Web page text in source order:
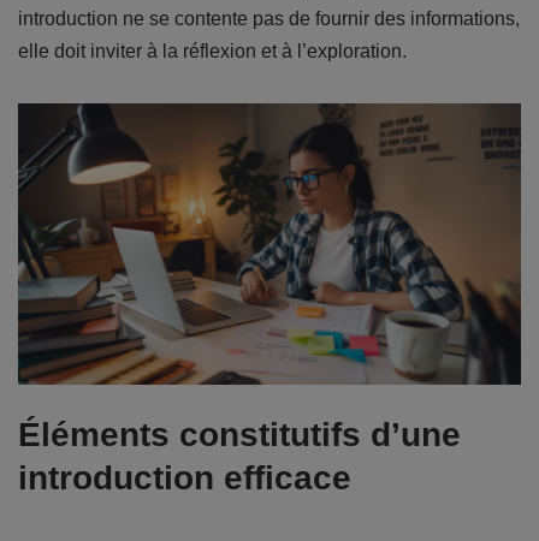
introduction ne se contente pas de fournir des informations,
elle doit inviter à la réflexion et à l’exploration.
Éléments constitutifs d’une
introduction efficace